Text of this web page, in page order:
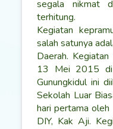
segala nikmat
terhitung.
Kegiatan
salah satunya
Daerah.
13 Mei 2015 di
Gunungkidul ini
Sekolah Luar
hari pertama
DIY, Kak Aji.